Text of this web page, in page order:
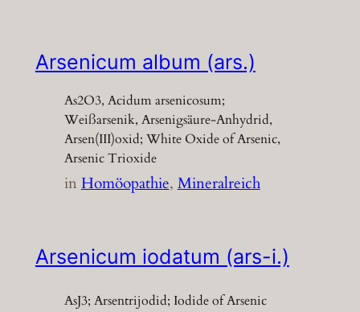
Arsenicum album (ars.)
As2O3, Acidum arsenicosum;
Weißarsenik, Arsenigsäure-Anhydrid,
Arsen(III)oxid; White Oxide of Arsenic,
Arsenic Trioxide
inHomöopathie, Mineralreich
Arsenicum iodatum (ars-i.)
AsJ3; Arsentrijodid; Iodide of Arsenic